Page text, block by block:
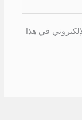
في هذا